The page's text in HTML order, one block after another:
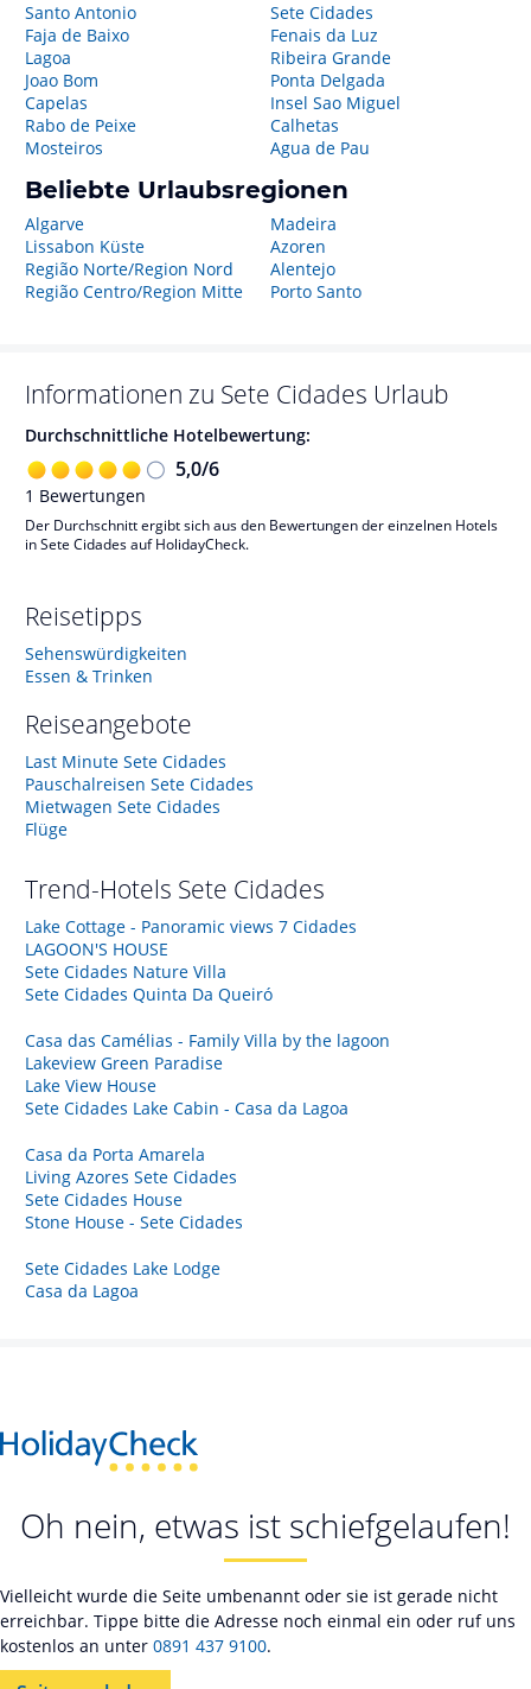
Santo Antonio
Faja de Baixo
Lagoa
Joao Bom
Capelas
Rabo de Peixe
Mosteiros
Sete Cidades
Fenais da Luz
Ribeira Grande
Ponta Delgada
Insel Sao Miguel
Calhetas
Agua de Pau
Beliebte Urlaubsregionen
Algarve
Lissabon Küste
Região Norte/Region Nord
Região Centro/Region Mitte
Madeira
Azoren
Alentejo
Porto Santo
Informationen zu Sete Cidades Urlaub
Durchschnittliche Hotelbewertung:
5,0/6
1 Bewertungen
Der Durchschnitt ergibt sich aus den Bewertungen der einzelnen Hotels
in Sete Cidades auf HolidayCheck.
Reisetipps
Sehenswürdigkeiten
Essen & Trinken
Reiseangebote
Last Minute Sete Cidades
Pauschalreisen Sete Cidades
Mietwagen Sete Cidades
Flüge
Trend-Hotels Sete Cidades
Lake Cottage - Panoramic views 7 Cidades
LAGOON'S HOUSE
Sete Cidades Nature Villa
Sete Cidades Quinta Da Queiró
Casa das Camélias - Family Villa by the lagoon
Lakeview Green Paradise
Lake View House
Sete Cidades Lake Cabin - Casa da Lagoa
Casa da Porta Amarela
Living Azores Sete Cidades
Sete Cidades House
Stone House - Sete Cidades
Sete Cidades Lake Lodge
Casa da Lagoa
Oh nein, etwas ist schiefgelaufen!
Vielleicht wurde die Seite umbenannt oder sie ist gerade nicht
erreichbar. Tippe bitte die Adresse noch einmal ein oder ruf uns
kostenlos an unter 0891 437 9100.